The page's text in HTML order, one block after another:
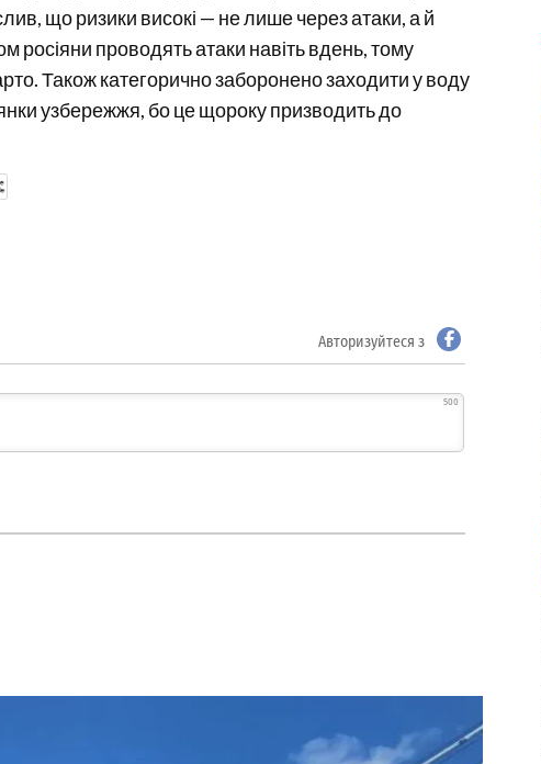
що ризики високі — не лише через атаки, а й
росіяни проводять атаки навіть вдень, тому
Також категорично заборонено заходити у воду
узбережжя, бо це щороку призводить до
Авторизуйтеся з
500